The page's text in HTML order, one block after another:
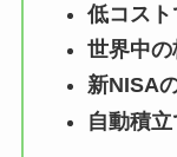
低コス
世界中
新NISA
自動積